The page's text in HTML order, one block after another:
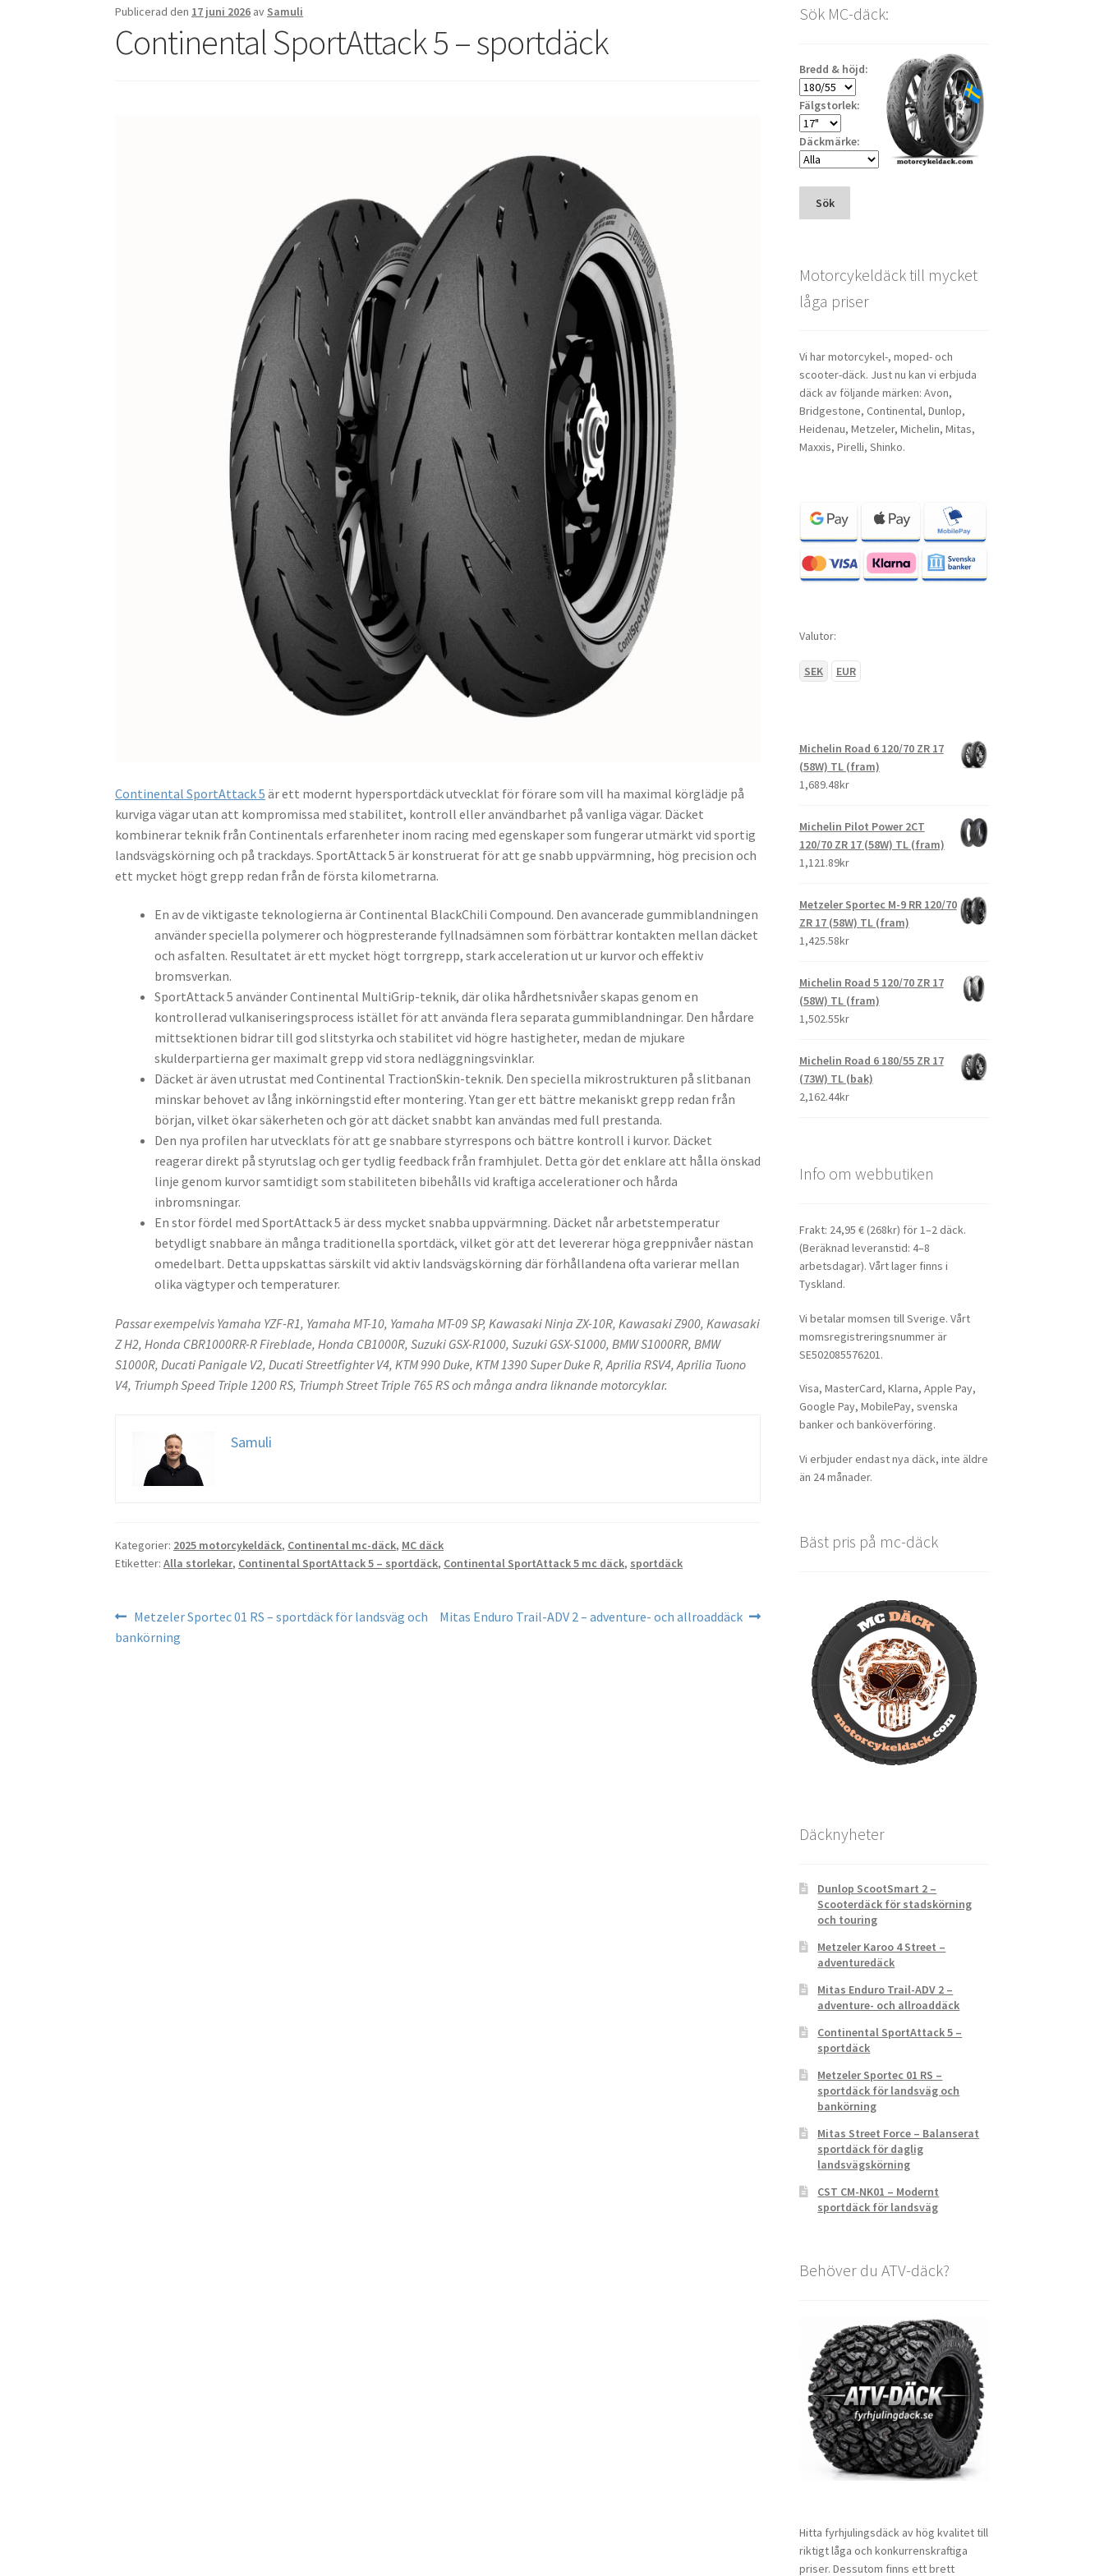
Publicerad den 17 juni 2026 av Samuli
Continental SportAttack 5 – sportdäck
Continental SportAttack 5 är ett modernt hypersportdäck utvecklat för förare som vill ha maximal körglädje på
kurviga vägar utan att kompromissa med stabilitet, kontroll eller användbarhet på vanliga vägar. Däcket
kombinerar teknik från Continentals erfarenheter inom racing med egenskaper som fungerar utmärkt vid sportig
landsvägskörning och på trackdays. SportAttack 5 är konstruerat för att ge snabb uppvärmning, hög precision och
ett mycket högt grepp redan från de första kilometrarna.
En av de viktigaste teknologierna är Continental BlackChili Compound. Den avancerade gummiblandningen
använder speciella polymerer och högpresterande fyllnadsämnen som förbättrar kontakten mellan däcket
och asfalten. Resultatet är ett mycket högt torrgrepp, stark acceleration ut ur kurvor och effektiv
bromsverkan.
SportAttack 5 använder Continental MultiGrip-teknik, där olika hårdhetsnivåer skapas genom en
kontrollerad vulkaniseringsprocess istället för att använda flera separata gummiblandningar. Den hårdare
mittsektionen bidrar till god slitstyrka och stabilitet vid högre hastigheter, medan de mjukare
skulderpartierna ger maximalt grepp vid stora nedläggningsvinklar.
Däcket är även utrustat med Continental TractionSkin-teknik. Den speciella mikrostrukturen på slitbanan
minskar behovet av lång inkörningstid efter montering. Ytan ger ett bättre mekaniskt grepp redan från
början, vilket ökar säkerheten och gör att däcket snabbt kan användas med full prestanda.
Den nya profilen har utvecklats för att ge snabbare styrrespons och bättre kontroll i kurvor. Däcket
reagerar direkt på styrutslag och ger tydlig feedback från framhjulet. Detta gör det enklare att hålla önskad
linje genom kurvor samtidigt som stabiliteten bibehålls vid kraftiga accelerationer och hårda
inbromsningar.
En stor fördel med SportAttack 5 är dess mycket snabba uppvärmning. Däcket når arbetstemperatur
betydligt snabbare än många traditionella sportdäck, vilket gör att det levererar höga greppnivåer nästan
omedelbart. Detta uppskattas särskilt vid aktiv landsvägskörning där förhållandena ofta varierar mellan
olika vägtyper och temperaturer.
Passar exempelvis Yamaha YZF-R1, Yamaha MT-10, Yamaha MT-09 SP, Kawasaki Ninja ZX-10R, Kawasaki Z900, Kawasaki
Z H2, Honda CBR1000RR-R Fireblade, Honda CB1000R, Suzuki GSX-R1000, Suzuki GSX-S1000, BMW S1000RR, BMW
S1000R, Ducati Panigale V2, Ducati Streetfighter V4, KTM 990 Duke, KTM 1390 Super Duke R, Aprilia RSV4, Aprilia Tuono
V4, Triumph Speed Triple 1200 RS, Triumph Street Triple 765 RS och många andra liknande motorcyklar.
Samuli
Kategorier: 2025 motorcykeldäck, Continental mc-däck, MC däck
Etiketter:Alla storlekar, Continental SportAttack 5 – sportdäck, Continental SportAttack 5 mc däck, sportdäck
Inläggsnavigering
Föregående
inlägg:
Metzeler Sportec 01 RS – sportdäck för landsväg och
bankörning
Nästa
Mitas Enduro Trail-ADV 2 – adventure- och allroaddäck
Sök MC-däck:
Bredd & höjd:
Fälgstorlek:
Däckmärke:
Sök
Motorcykeldäck till mycket
låga priser
Vi har motorcykel-, moped- och
scooter-däck. Just nu kan vi erbjuda
däck av följande märken: Avon,
Bridgestone, Continental, Dunlop,
Heidenau, Metzeler, Michelin, Mitas,
Maxxis, Pirelli, Shinko.
Valutor:
SEK EUR
Michelin Road 6 120/70 ZR 17
(58W) TL (fram)
1,689.48kr
Michelin Pilot Power 2CT
120/70 ZR 17 (58W) TL (fram)
1,121.89kr
Metzeler Sportec M-9 RR 120/70
ZR 17 (58W) TL (fram)
1,425.58kr
Michelin Road 5 120/70 ZR 17
(58W) TL (fram)
1,502.55kr
Michelin Road 6 180/55 ZR 17
(73W) TL (bak)
2,162.44kr
Info om webbutiken
Frakt: 24,95 € (268kr) för 1–2 däck.
(Beräknad leveranstid: 4–8
arbetsdagar). Vårt lager finns i
Tyskland.
Vi betalar momsen till Sverige. Vårt
momsregistreringsnummer är
SE502085576201.
Visa, MasterCard, Klarna, Apple Pay,
Google Pay, MobilePay, svenska
banker och banköverföring.
Vi erbjuder endast nya däck, inte äldre
än 24 månader.
Bäst pris på mc-däck
Däcknyheter
Dunlop ScootSmart 2 –
Scooterdäck för stadskörning
och touring
Metzeler Karoo 4 Street –
adventuredäck
Mitas Enduro Trail-ADV 2 –
adventure- och allroaddäck
Continental SportAttack 5 –
sportdäck
Metzeler Sportec 01 RS –
sportdäck för landsväg och
bankörning
Mitas Street Force – Balanserat
sportdäck för daglig
landsvägskörning
CST CM-NK01 – Modernt
sportdäck för landsväg
Behöver du ATV-däck?
Hitta fyrhjulingsdäck av hög kvalitet till
riktigt låga och konkurrenskraftiga
priser. Dessutom finns ett brett